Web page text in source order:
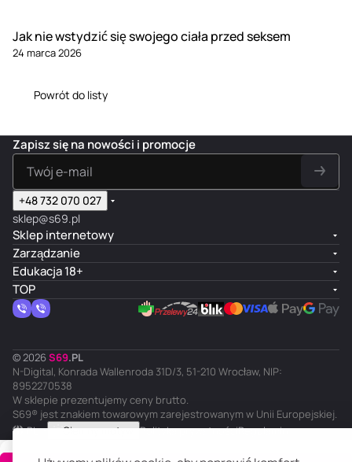
Jak nie wstydzić się swojego ciała przed seksem
24 marca 2026
Powrót do listy
Zapisz się na nowości i promocje
+48 732 070 027
sklep@s69.pl
Sklep internetowy
Zarządzanie
Edukacja 18+
TOP
© 2026 S69.PL
N-Digital, Konrada Wallenroda 31D/3, 51-210 Wrocław, NIP:
8952270538
W sklepie prezentujemy ceny brutto.
S69® jest znakiem towarowym zarejestrowanym w Unii Europejskiej.
PL
Ciemny motyw Polityka prywatnościRegulamin